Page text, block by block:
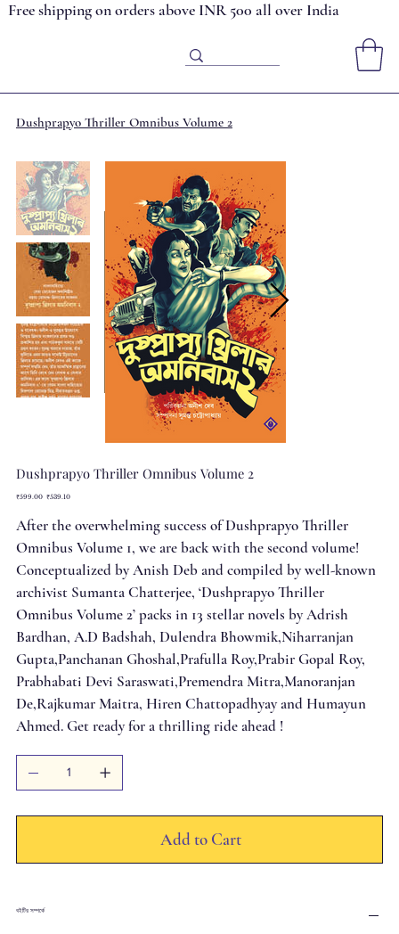
Free shipping on orders above INR 500 all over India
Dushprapyo Thriller Omnibus Volume 2
Dushprapyo Thriller Omnibus Volume 2
Original
₹599.00 Sale
₹539.10
After the overwhelming success of Dushprapyo Thriller
Omnibus Volume 1, we are back with the second volume!
Conceptualized by Anish Deb and compiled by well-known
archivist Sumanta Chatterjee, ‘Dushprapyo Thriller
Omnibus Volume 2’ packs in 13 stellar novels by Adrish
Bardhan, A.D Badshah, Dulendra Bhowmik,Niharranjan
Gupta,Panchanan Ghoshal,Prafulla Roy,Prabir Gopal Roy,
Prabhabati Devi Saraswati,Premendra Mitra,Manoranjan
De,Rajkumar Maitra, Hiren Chattopadhyay and Humayun
Ahmed. Get ready for a thrilling ride ahead !
Add to Cart
বইটির সম্পর্কে